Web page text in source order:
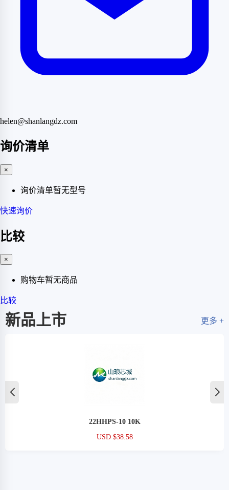
helen@shanlangdz.com
询价清单
×
询价清单暂无型号
快速询价
比较
×
购物车暂无商品
比较
新品上市 更多 +
22HHPS-10 10K
USD $38.58